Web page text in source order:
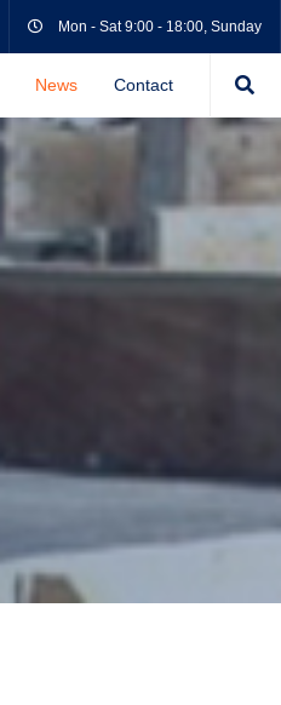
Mon - Sat 9:00 - 18:00, Sunday
News Contact